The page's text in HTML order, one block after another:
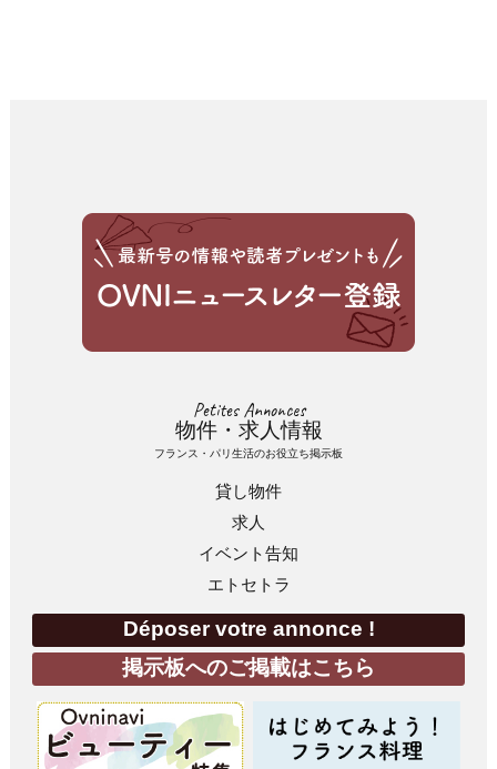
Petites Annonces
物件・求人情報
フランス・パリ生活のお役立ち掲示板
貸し物件
求人
イベント告知
エトセトラ
Déposer votre annonce !
掲示板へのご掲載はこちら